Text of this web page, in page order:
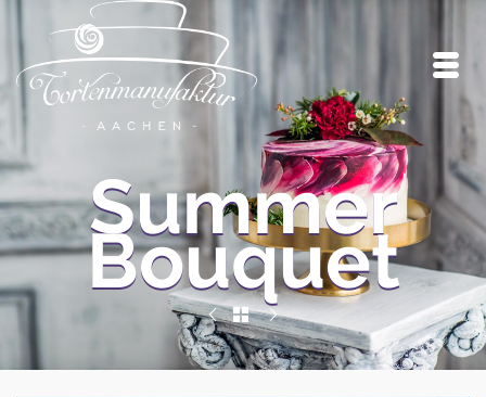
Summer
Bouquet